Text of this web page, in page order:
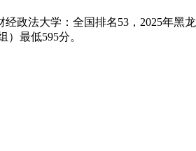
政法大学：全国排名53，2025年黑
最低595分。